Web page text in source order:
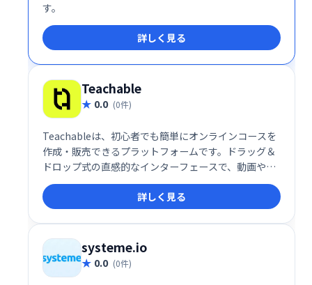
す。
詳しく見る
Teachable
0.0 (0件)
Teachableは、初心者でも簡単にオンラインコースを
作成・販売できるプラットフォームです。ドラッグ＆
ドロップ式の直感的なインターフェースで、動画やク
イズなどを自由に組み込み、プロフェッショナルなコ
ースを制作できます。高い自由度と柔軟性を備え、幅
広い学習ニーズに対応します。多くの利用者に支持さ
れ、オンライン教育ビジネスを始める最適な選択肢で
す。
詳しく見る
systeme.io
0.0 (0件)